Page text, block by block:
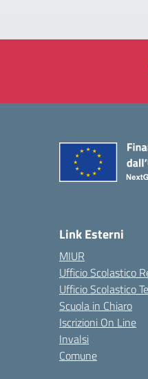
Link Esterni
MIUR
Ufficio Scolastico
Ufficio Scolastico
Scuola in Chiaro
Iscrizioni On Line
Invalsi
Comune